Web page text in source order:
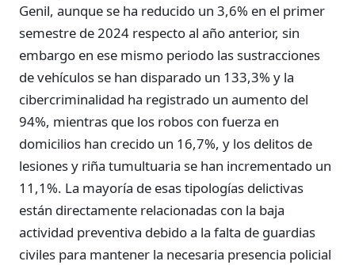
Genil, aunque se ha reducido un 3,6% en el primer
semestre de 2024 respecto al año anterior, sin
embargo en ese mismo periodo las sustracciones
de vehículos se han disparado un 133,3% y la
cibercriminalidad ha registrado un aumento del
94%, mientras que los robos con fuerza en
domicilios han crecido un 16,7%, y los delitos de
lesiones y riña tumultuaria se han incrementado un
11,1%. La mayoría de esas tipologías delictivas
están directamente relacionadas con la baja
actividad preventiva debido a la falta de guardias
civiles para mantener la necesaria presencia policial